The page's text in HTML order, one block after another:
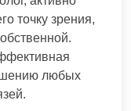
точку зрения,
любых